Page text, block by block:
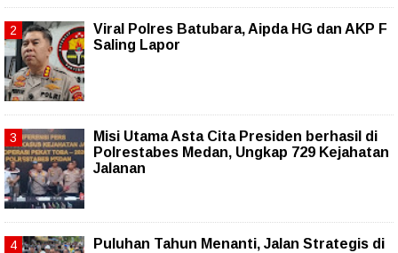
Viral Polres Batubara, Aipda HG dan AKP F
Saling Lapor
Misi Utama Asta Cita Presiden berhasil di
Polrestabes Medan, Ungkap 729 Kejahatan
Jalanan
Puluhan Tahun Menanti, Jalan Strategis di